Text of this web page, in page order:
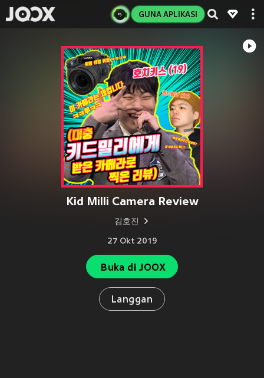
GUNA APLIKASI
Kid Milli Camera Review
김호진
27 Okt 2019
Buka di JOOX
Langgan